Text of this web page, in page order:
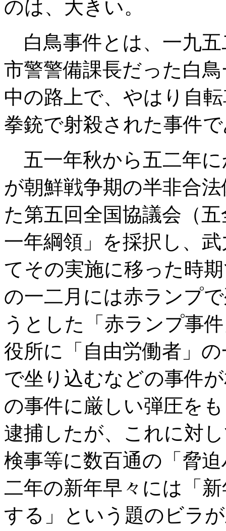
のは、大きい。
白鳥事件とは、一九五
市警警備課長だった白
中の路上で、やはり自
拳銃で射殺された事件
五一年秋から五二年
が朝鮮戦争期の半非合
た第五回全国協議会（
一年綱領」を採択し、
てその実施に移った時
の一二月には赤ランプ
うとした「赤ランプ事
役所に「自由労働者」
で坐り込むなどの事件
の事件に厳しい弾圧を
逮捕したが、これに対
検事等に数百通の「脅
二年の新年早々には「
する」という題のビラ